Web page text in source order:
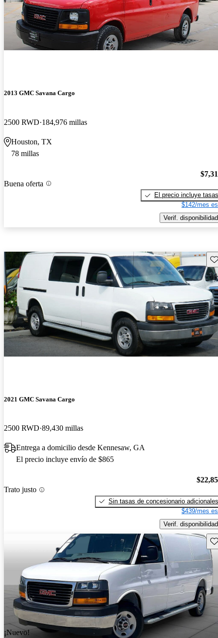
2013 GMC Savana Cargo
2500 RWD 184,976 millas
Houston, TX
78 millas
Buena oferta
El precio incluye tasas
$142/mes
Verif. disponibilidad
2021 GMC Savana Cargo
2500 RWD 89,430 millas
Entrega a domicilio desde Kennesaw, GA
El precio incluye envío de $865
Trato justo
Sin tasas de concesionario adicionales
$439/mes
Verif. disponibilidad
¡Nuevo!